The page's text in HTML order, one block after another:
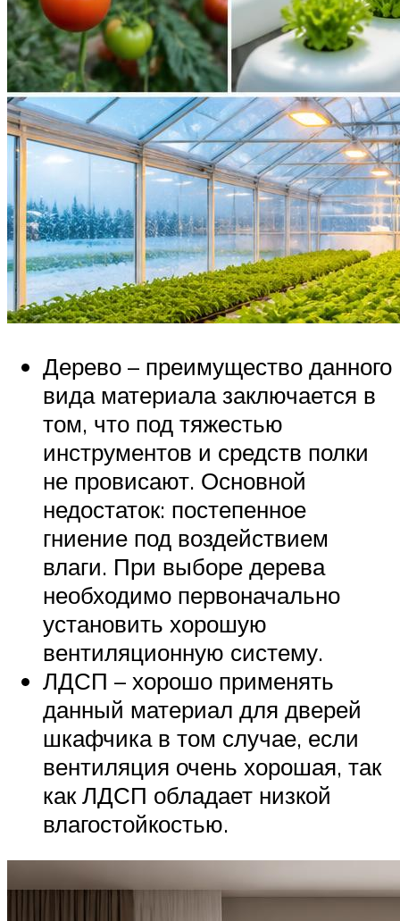
Дерево – преимущество данного
вида материала заключается в
том, что под тяжестью
инструментов и средств полки
не провисают. Основной
недостаток: постепенное
гниение под воздействием
влаги. При выборе дерева
необходимо первоначально
установить хорошую
вентиляционную систему.
ЛДСП – хорошо применять
данный материал для дверей
шкафчика в том случае, если
вентиляция очень хорошая, так
как ЛДСП обладает низкой
влагостойкостью.